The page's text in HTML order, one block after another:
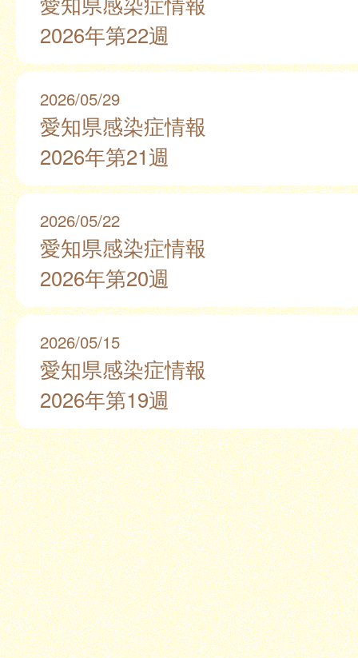
2026年第22週
2026/05/29
愛知県感染症情報
2026年第21週
2026/05/22
愛知県感染症情報
2026年第20週
2026/05/15
愛知県感染症情報
2026年第19週